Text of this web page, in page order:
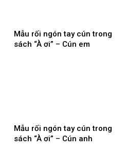
Mẫu rối ngón tay cún trong
sách “À ơi” – Cún em
Mẫu rối ngón tay cún trong
sách “À ơi” – Cún anh